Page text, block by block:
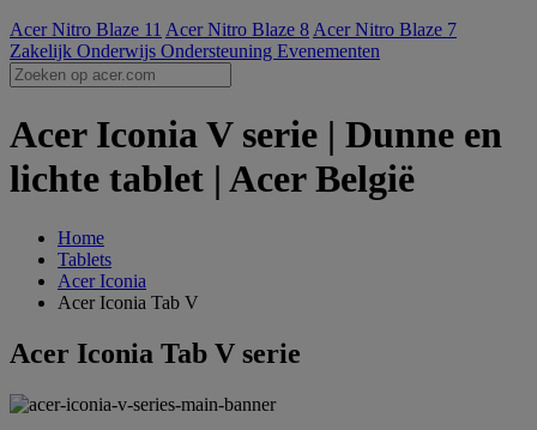
Acer Nitro Blaze 11 Acer Nitro Blaze 8 Acer Nitro Blaze 7
Zakelijk Onderwijs Ondersteuning Evenementen
Acer Iconia V serie | Dunne en
lichte tablet | Acer België
Home
Tablets
Acer Iconia
Acer Iconia Tab V
Acer Iconia Tab V serie